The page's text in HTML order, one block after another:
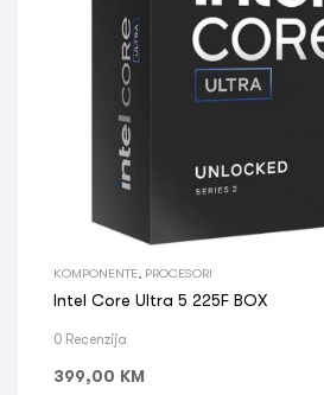
KOMPONENTE PROCESORI
Intel Core Ultra 5 225F BOX
0 Recenzija
399,00 KM